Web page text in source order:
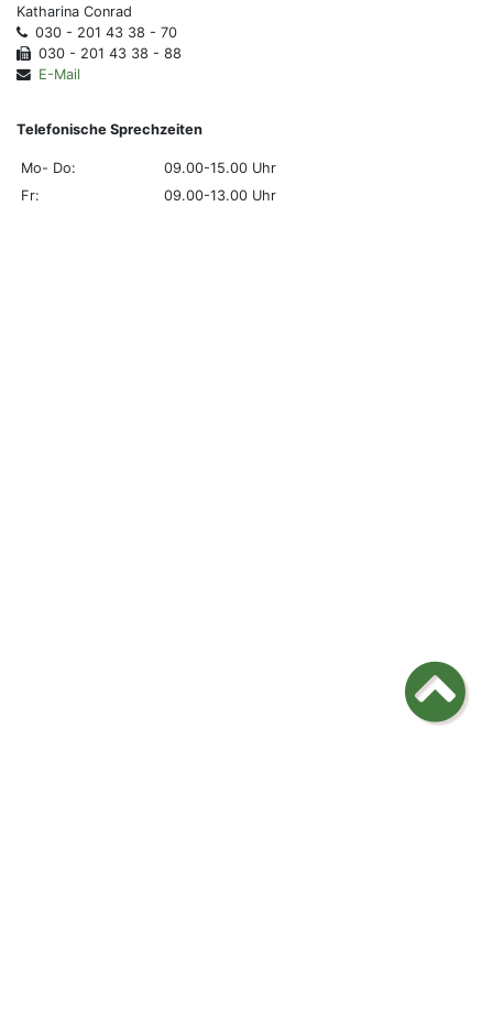
Katharina Conrad
030 - 201 43 38 - 70
030 - 201 43 38 - 88
E-Mail
Telefonische Sprechzeiten
Mo- Do:
09.00-15.00 Uhr
Fr:
09.00-13.00 Uhr